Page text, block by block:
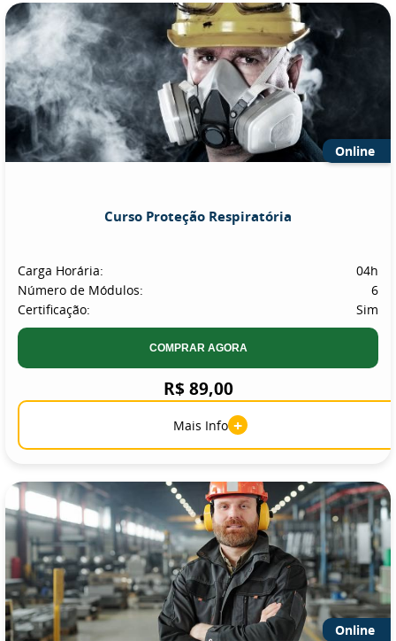
Online
Curso Proteção Respiratória
Carga Horária:
04h
Número de Módulos:
6
Certificação:
Sim
COMPRAR AGORA
R$ 89,00
Mais Info +
Online